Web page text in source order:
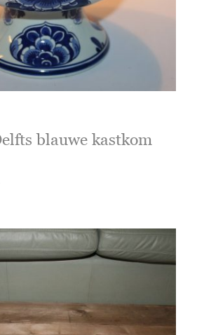
blauwe kastkom